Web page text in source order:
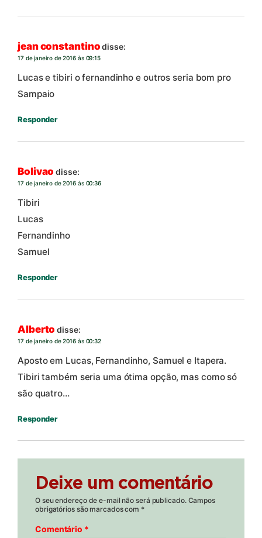
jean constantinodisse:
17 de janeiro de 2016 às 09:15
Lucas e tibiri o fernandinho e outros seria bom pro
Sampaio
Responder
Bolivao disse:
17 de janeiro de 2016 às 00:36
Tibiri
Lucas
Fernandinho
Samuel
Responder
Alberto disse:
17 de janeiro de 2016 às 00:32
Aposto em Lucas, Fernandinho, Samuel e Itapera.
Tibiri também seria uma ótima opção, mas como só
são quatro…
Responder
Deixe um comentário
O seu endereço de e-mail não será publicado. Campos
obrigatórios são marcados com *
Comentário *